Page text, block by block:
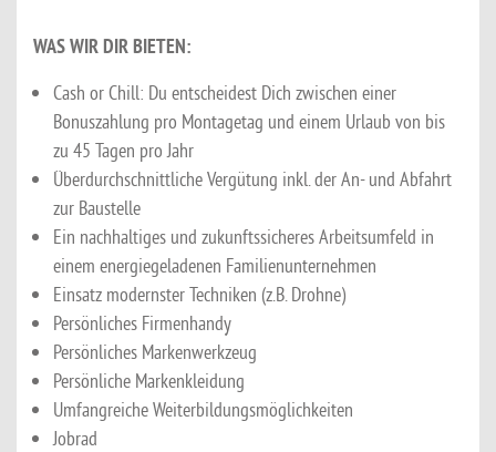
WAS WIR DIR BIETEN:
Cash or Chill: Du entscheidest Dich zwischen einer
Bonuszahlung pro Montagetag und einem Urlaub von bis
zu 45 Tagen pro Jahr
Überdurchschnittliche Vergütung inkl. der An- und Abfahrt
zur Baustelle
Ein nachhaltiges und zukunftssicheres Arbeitsumfeld in
einem energiegeladenen Familienunternehmen
Einsatz modernster Techniken (z.B. Drohne)
Persönliches Firmenhandy
Persönliches Markenwerkzeug
Persönliche Markenkleidung
Umfangreiche Weiterbildungsmöglichkeiten
Jobrad